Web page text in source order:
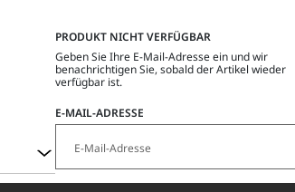
PRODUKT NICHT VERFÜGBAR
Geben Sie Ihre E-Mail-Adresse ein und wir
benachrichtigen Sie, sobald der Artikel wieder
verfügbar ist.
E-MAIL-ADRESSE